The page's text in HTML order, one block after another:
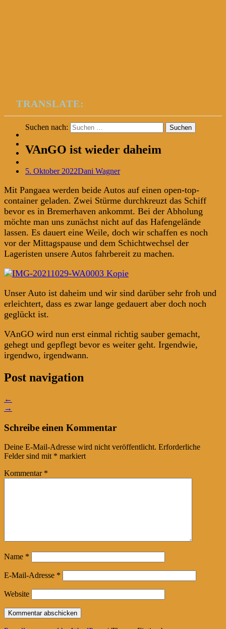
TRANSLATE:
Suchen nach:
VAnGO ist wieder daheim
5. Oktober 2022Dani Wagner
Mit Pangaea werden beide Autos auf einen open-top-
container geladen. Zwei Stürme durchkreuzt das Schiff
bevor es in Bremerhaven ankommt. Bei der Abholung
möchte man uns zunächst nicht auf das Hafengelände
lassen. Es dauert eine Weile, doch wir schaffen es noch
vor der Mittagspause und dem Schichtwechsel der
Lageristen unsere Autos fahrbereit zu machen.
Unser Auto ist daheim und wir sind darüber sehr froh und
erleichtert, dass es zwar lange gedauert aber doch noch
geglückt ist.
VAnGO wird nun erst einmal richtig sauber gemacht,
gehegt und gepflegt bevor es weiter geht. Irgendwie,
irgendwo, irgendwann.
Post navigation
←
→
Schreibe einen Kommentar
Deine E-Mail-Adresse wird nicht veröffentlicht. Erforderliche
Felder sind mit * markiert
Kommentar *
Name *
E-Mail-Adresse *
Website